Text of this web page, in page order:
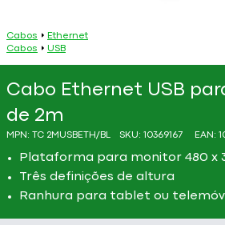
Cabos
Ethernet
Cabos
USB
Cabo Ethernet USB
de 2m
MPN: TC 2MUSBETH/BL SKU: 10369167 EAN:
Plataforma para monitor 480 x
Três definições de altura
Ranhura para tablet ou